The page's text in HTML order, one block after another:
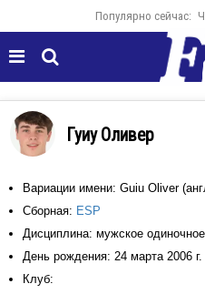
Популярно сейчас:
 
Гуиу Оливер
Вариации имени: Guiu Oliver
Сборная: ESP
Дисциплина: мужское одиночное
День рождения: 24 марта 2006 г.
Клуб: